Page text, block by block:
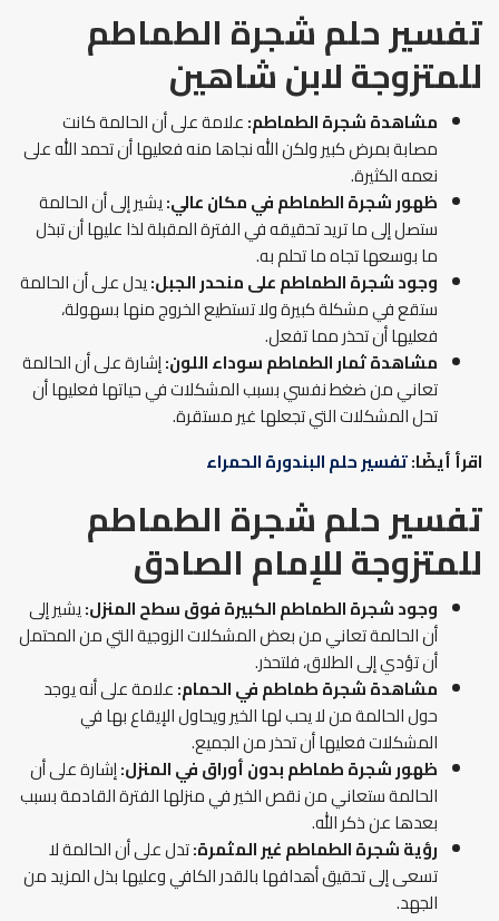
تفسير حلم شجرة الطماطم
للمتزوجة لابن شاهين
مشاهدة شجرة الطماطم:علامة على أن الحالمة كانت
مصابة بمرض كبير ولكن الله نجاها منه فعليها أن تحمد الله على
نعمه الكثيرة.
ظهور شجرة الطماطم في مكان عالي:يشير إلى أن الحالمة
ستصل إلى ما تريد تحقيقه في الفترة المقبلة لذا عليها أن تبذل
ما بوسعها تجاه ما تحلم به.
وجود شجرة الطماطم على منحدر الجبل:يدل على أن الحالمة
ستقع في مشكلة كبيرة ولا تستطيع الخروج منها بسهولة،
فعليها أن تحذر مما تفعل.
مشاهدة ثمار الطماطم سوداء اللون:إشارة على أن الحالمة
تعاني من ضغط نفسي بسبب المشكلات في حياتها فعليها أن
تحل المشكلات التي تجعلها غير مستقرة.
اقرأ أيضًا:تفسير حلم البندورة الحمراء
تفسير حلم شجرة الطماطم
للمتزوجة للإمام الصادق
وجود شجرة الطماطم الكبيرة فوق سطح المنزل:يشير إلى
أن الحالمة تعاني من بعض المشكلات الزوجية التي من المحتمل
أن تؤدي إلى الطلاق، فلتحذر.
مشاهدة شجرة طماطم في الحمام:علامة على أنه يوجد
حول الحالمة من لا يحب لها الخير ويحاول الإيقاع بها في
المشكلات فعليها أن تحذر من الجميع.
ظهور شجرة طماطم بدون أوراق في المنزل:إشارة على أن
الحالمة ستعاني من نقص الخير في منزلها الفترة القادمة بسبب
بعدها عن ذكر الله.
رؤية شجرة الطماطم غير المثمرة:تدل على أن الحالمة لا
تسعى إلى تحقيق أهدافها بالقدر الكافي وعليها بذل المزيد من
الجهد.